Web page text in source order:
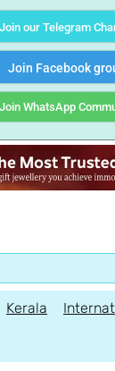
Join our Telegram
Join Facebook
Join WhatsApp
Kerala